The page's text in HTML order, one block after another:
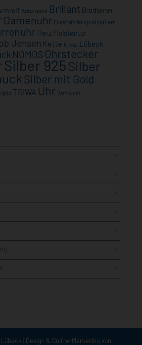
Automatik Brillant Brodtener
Damenuhr Edelstahl feingoldplatiert
Herz Holstentor
Jensen Kette Kreuz Lübeck
NOMOS Ohrstecker
Silber 925Silber
Silber mit Gold
TRIWA Uhr Weltkugel
| Design & Online-Marketing von